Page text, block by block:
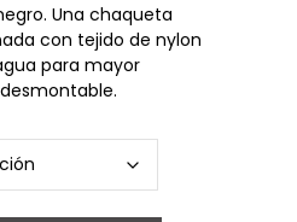
Una chaqueta
con tejido de nylon
para mayor